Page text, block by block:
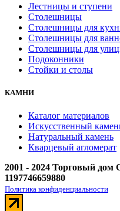
Лестницы и ступени
Столешницы
Столешницы для
Столешницы для
Столешницы для
Подоконники
Стойки и столы
КАМНИ
Каталог материалов
Искусственный
Натуральный камень
Кварцевый агломерат
2001 - 2024 Торговый
1197746659880
Политика конфиденциальности